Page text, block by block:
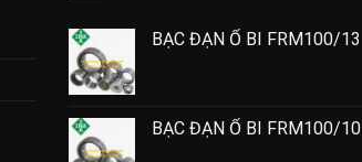
BẠC ĐẠN Ổ BI FRM100/13
BẠC ĐẠN Ổ BI FRM100/10